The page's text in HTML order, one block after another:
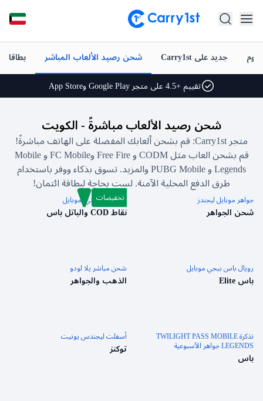
جديد على Carry1st شحن رصيد الألعاب المباشر
شحن فوري وتوصيل
دعم متميز على مدار الساعة طوال أيام الأسبوع
تقييم +4.5 على متجر Google Play وApp Store
أفضل العروض على ألعابك المفضلة
دعم متميز على مدار الساعة طوال أيام الأسبوع
تقييم +4.5 على متجر Google Play وApp Store
شحن رصيد الألعاب مباشرةً - الكويت
متجر Carry1st: قم بشحن ألعابك المفضلة على الهاتف مباشرةً!
قم بشحن العاب مثل CODM و Free Fire وFC Mobile و Mobile
Legends و PUBG Mobile والمزيد. تسوق بذكاء ووفر باستخدام
طرق الدفع المحلية الآمنة. لست بحاجة لبطاقة ائتمان!
جواهر موبايل ليجندز
شحن الجواهر
كول أوف دوتي: موبايل
نقاط COD والباتل باس
تخفيضات
رويال باس ببجي موبايل
باس Elite
شحن مباشر يلا لودو
الذهب والجواهر
تذكرة TWILIGHT PASS MOBILE
LEGENDS جواهر الأسبوعية
باس
أسفلت ليجندس يونيت
توكنز